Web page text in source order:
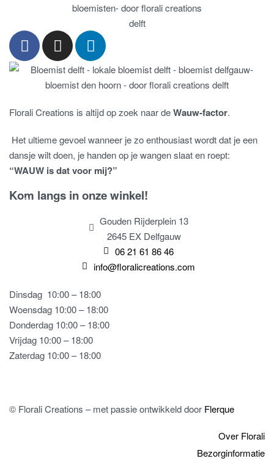
Florali Creations is altijd op zoek naar deWauw-factor.
Het ultieme gevoel wanneer je zo enthousiast wordt dat je een
dansje wilt doen, je handen op je wangen slaat en roept:
“WAUW is dat voor mij?”
Kom langs in onze winkel!
Gouden Rijderplein 13
2645 EX Delfgauw
06 21 61 86 46
info@floralicreations.com
Dinsdag 10:00 – 18:00
Woensdag 10:00 – 18:00
Donderdag 10:00 – 18:00
Vrijdag 10:00 – 18:00
Zaterdag 10:00 – 18:00
© Florali Creations – met passie ontwikkeld door Flerque
Over Florali
Bezorginformatie